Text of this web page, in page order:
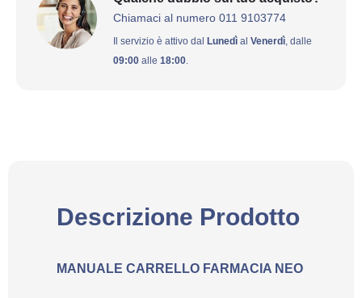
Chiamaci al numero 011 9103774
Il servizio è attivo dal Lunedì al Venerdì , dalle
09:00 alle 18:00
Descrizione Prodotto
MANUALE CARRELLO FARMACIA NEO